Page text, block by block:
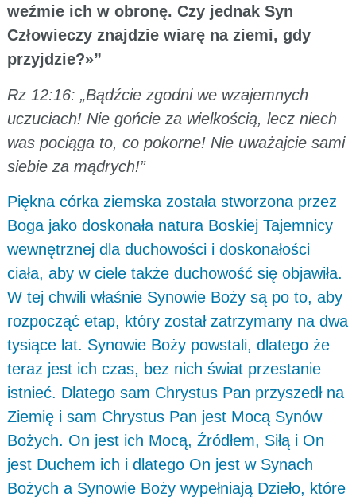
weźmie ich w obronę. Czy jednak Syn
Człowieczy znajdzie wiarę na ziemi, gdy
przyjdzie?»”
Rz 12:16: „Bądźcie zgodni we wzajemnych
uczuciach! Nie gońcie za wielkością, lecz niech
was pociąga to, co pokorne! Nie uważajcie sami
siebie za mądrych!”
Piękna córka ziemska została stworzona przez
Boga jako doskonała natura Boskiej Tajemnicy
wewnętrznej dla duchowości i doskonałości
ciała, aby w ciele także duchowość się objawiła.
W tej chwili właśnie Synowie Boży są po to, aby
rozpocząć etap, który został zatrzymany na dwa
tysiące lat. Synowie Boży powstali, dlatego że
teraz jest ich czas, bez nich świat przestanie
istnieć. Dlatego sam Chrystus Pan przyszedł na
Ziemię i sam Chrystus Pan jest Mocą Synów
Bożych. On jest ich Mocą, Źródłem, Siłą i On
jest Duchem ich i dlatego On jest w Synach
Bożych a Synowie Boży wypełniają Dzieło, które